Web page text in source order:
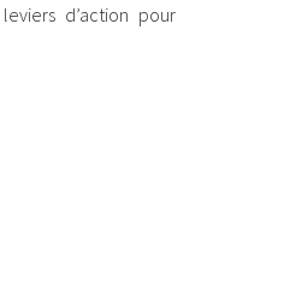
d’action pour